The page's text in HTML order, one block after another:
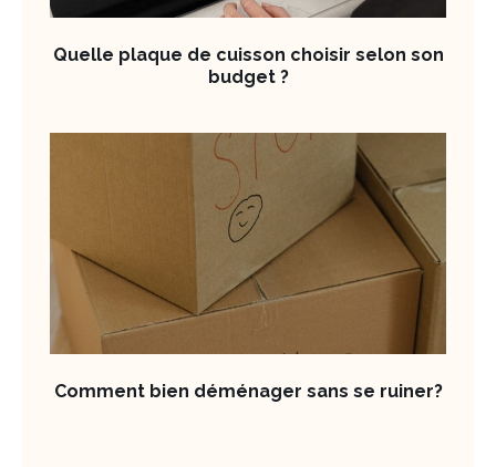
Quelle plaque de cuisson choisir selon son
budget ?
Comment bien déménager sans se ruiner?